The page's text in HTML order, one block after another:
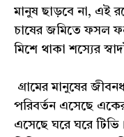
মানুষ ছাড়বে না, এই
চাষের জমিতে ফসল
মিশে থাকা শস্যের
গ্রামের মানুষের
পরিবর্তন এসেছে
এসেছে ঘরে ঘরে